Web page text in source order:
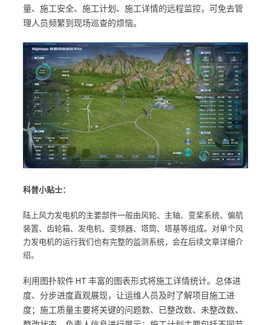
量、施工安全、施工计划、施工详情的远程监控，可免去管
理人员频繁到现场巡查的烦恼。
科普小贴士：
陆上风力发电机的主要部件一般由风轮、主轴、变桨系统、偏航
装置、齿轮箱、发电机、变频器、塔筒、塔基等组成。对单个风
力发电机的运行我们也有完整的监测系统，会在后续文章详细介
绍。
利用图扑软件 HT 丰富的图表形式将施工详情统计。总体进
度、分步进度直观展现，让运维人员及时了解项目施工进
度；施工质量主要将关键的问题数、已整改数、未整改数、